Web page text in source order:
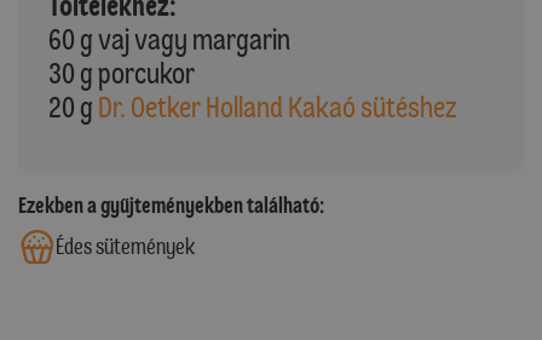
60 g vaj vagy margarin
30 g porcukor
20 g Dr. Oetker Holland Kakaó sütéshez
Ezekben a gyűjteményekben található:
Édes sütemények